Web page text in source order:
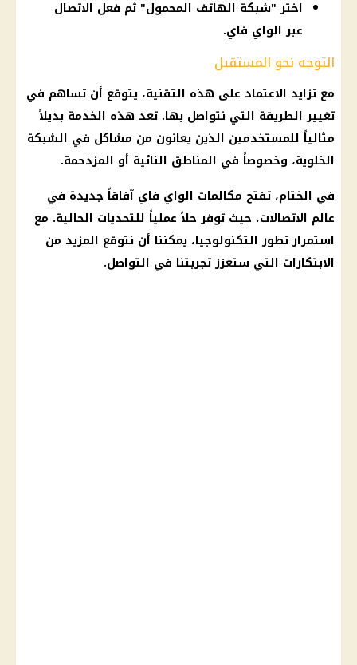
اختر "شبكة الهاتف المحمول" ثم فعل الاتصال
عبر الواي فاي.
التوجه نحو المستقبل
مع تزايد الاعتماد على هذه التقنية، يتوقع أن تساهم في
تغيير الطريقة التي نتواصل بها. تعد هذه الخدمة بديلاً
مثالياً للمستخدمين الذين يعانون من مشاكل في الشبكة
الخلوية، وخصوصاً في المناطق النائية أو المزدحمة.
في الختام، تفتح مكالمات الواي فاي آفاقاً جديدة في
عالم الاتصالات، حيث توفر حلاً عملياً للتحديات الحالية. مع
استمرار تطور التكنولوجيا، يمكننا أن نتوقع المزيد من
الابتكارات التي ستعزز تجربتنا في التواصل.